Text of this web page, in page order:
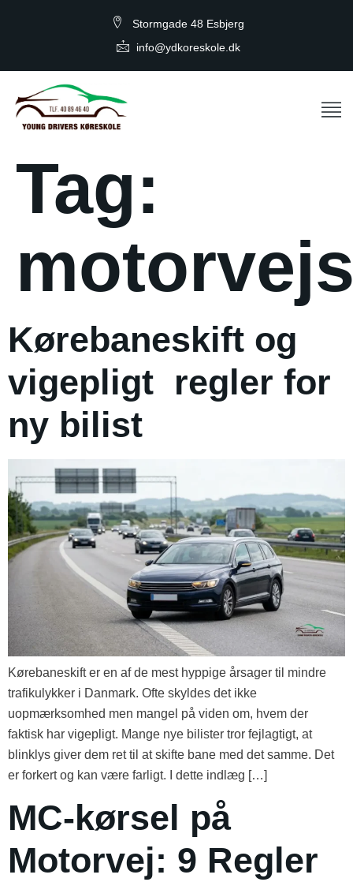
Stormgade 48 Esbjerg
info@ydkoreskole.dk
Tag:
Kørebaneskift og
vigepligt regler for
ny bilist
Kørebaneskift er en af de mest hyppige årsager til mindre
trafikulykker i Danmark. Ofte skyldes det ikke
uopmærksomhed men mangel på viden om, hvem der
faktisk har vigepligt. Mange nye bilister tror fejlagtigt, at
blinklys giver dem ret til at skifte bane med det samme. Det
er forkert og kan være farligt. I dette indlæg […]
MC-kørsel på
Motorvej: 9 Regler